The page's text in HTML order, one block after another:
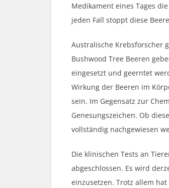
Medikament eines Tages
jeden Fall stoppt diese
Australische Krebsforscher
Bushwood Tree Beeren
eingesetzt und geerntet
Wirkung der Beeren im
sein. Im Gegensatz zur
Genesungszeichen. Ob
vollständig nachgewiesen
Die klinischen Tests an
abgeschlossen. Es wird
einzusetzen. Trotz allem